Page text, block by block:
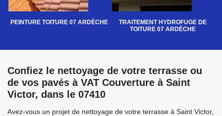
PEINTURE TOITURE 07 ARDÈCHE
TRAITEMENT HYDROFUGE DE
TOITURE 07 ARDÈCHE
Confiez le nettoyage de votre terrasse ou
de vos pavés à VAT Couverture à Saint
Victor, dans le 07410
Avez-vous un projet de nettoyage de votre terrasse à Saint Victor,